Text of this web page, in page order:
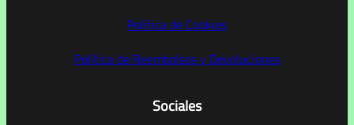
Política de Cookies
Política de Reembolsos y Devoluciones
Sociales